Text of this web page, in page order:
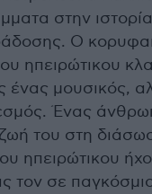
στην
Ο
ηπειρώτικου
ένας μουσικός,
Ένας
του στη
ηπειρώτικου
τον σε παγκόσμιο